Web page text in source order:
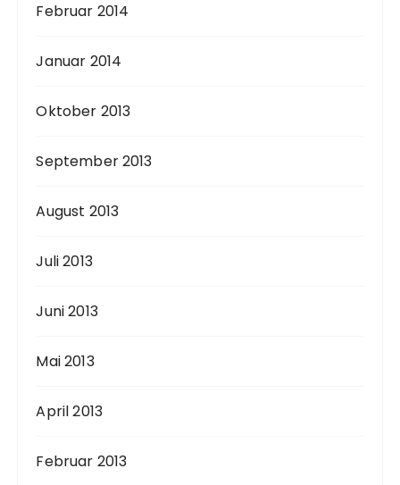
Februar 2014
Januar 2014
Oktober 2013
September 2013
August 2013
Juli 2013
Juni 2013
Mai 2013
April 2013
Februar 2013